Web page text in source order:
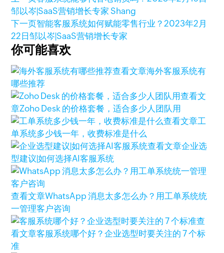
邹以岑|SaaS营销增长专家 Shang
下一页智能客服系统如何赋能零售行业？2023年2月
22日邹以岑|SaaS营销增长专家
你可能喜欢
查看文章海外客服系统有
哪些推荐
查看文
章Zoho Desk 的价格套餐，适合多少人团队用
查看文章工
单系统多少钱一年，收费标准是什么
查看文章企业选
型建议|如何选择AI客服系统
查看文章WhatsApp 消息太多怎么办？用工单系统统
一管理客户咨询
查
看文章客服系统哪个好？企业选型时要关注的 7 个标
准